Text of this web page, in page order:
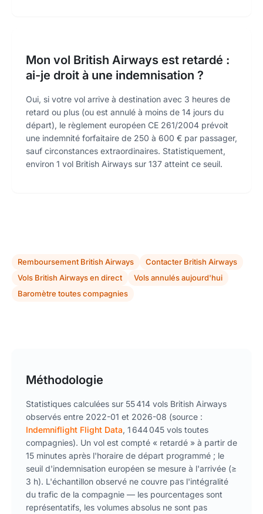
Mon vol British Airways est retardé :
ai-je droit à une indemnisation ?
Oui, si votre vol arrive à destination avec 3 heures de
retard ou plus (ou est annulé à moins de 14 jours du
départ), le règlement européen CE 261/2004 prévoit
une indemnité forfaitaire de 250 à 600 € par passager,
sauf circonstances extraordinaires. Statistiquement,
environ 1 vol British Airways sur 137 atteint ce seuil.
Remboursement British Airways
Contacter British Airways
Vols British Airways en direct
Vols annulés aujourd'hui
Baromètre toutes compagnies
Méthodologie
Statistiques calculées sur 55 414 vols British Airways
observés entre 2022-01 et 2026-08 (source :
Indemniflight Flight Data, 1 644 045 vols toutes
compagnies). Un vol est compté « retardé » à partir de
15 minutes après l'horaire de départ programmé ; le
seuil d'indemnisation européen se mesure à l'arrivée (≥
3 h). L'échantillon observé ne couvre pas l'intégralité
du trafic de la compagnie — les pourcentages sont
représentatifs, les volumes absolus ne sont pas